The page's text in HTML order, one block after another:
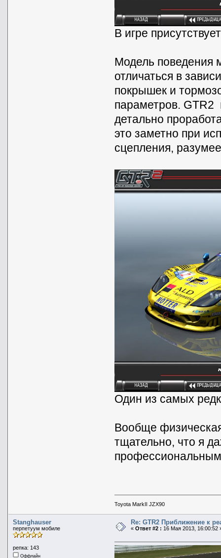
В игре
Модель поведения
отличаться в
покрышек и
параметров. GTR2
детально
это заметно при
сцепления,
Один из самых
Вообще
тщательно, что я
Toyota MarkII JZX90
Stanghauser
перпетуум мобиле
репка: 143
Оффлайн
Re: GTR2 Приближение к
« Ответ #2 : 16 Мая 2013, 16:00:52